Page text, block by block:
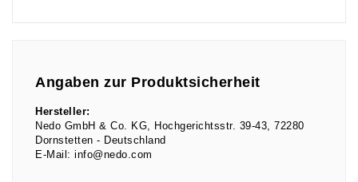
Angaben zur Produktsicherheit
Hersteller:
Nedo GmbH & Co. KG
Hochgerichtsstr. 39-43
72280
Dornstetten
Deutschland
E-Mail: info@nedo.com